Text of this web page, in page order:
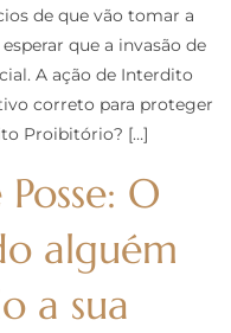
de que vão tomar a
que a invasão de
A ação de Interdito
correto para proteger
Proibitório? […]
O
alguém
a sua